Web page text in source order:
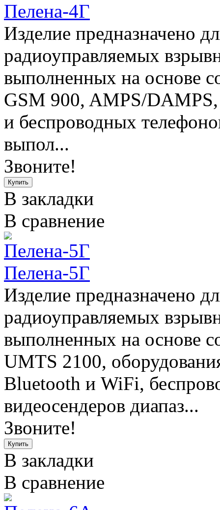
Пелена-4Г
Изделие предназначено
радиоуправляемых
выполненных на основе
GSM 900, AMPS/
и беспроводных
выпол...
Звоните!
В закладки
В сравнение
Пелена-5Г
Изделие предназначено
радиоуправляемых
выполненных на основе
UMTS 2100,
Bluetooth и WiFi,
видеосендеров диапаз...
Звоните!
В закладки
В сравнение